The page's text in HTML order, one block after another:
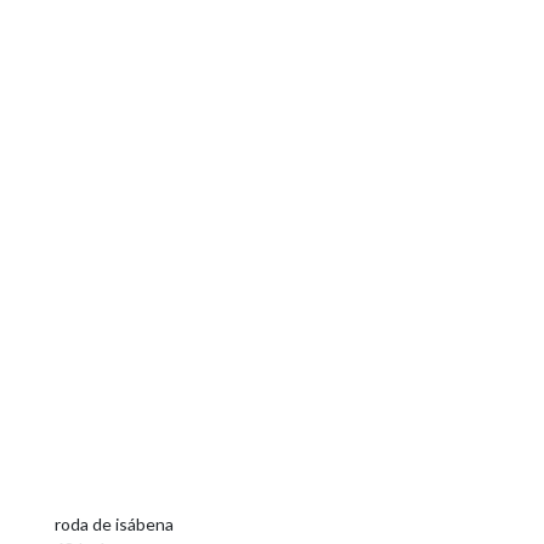
roda de isábena